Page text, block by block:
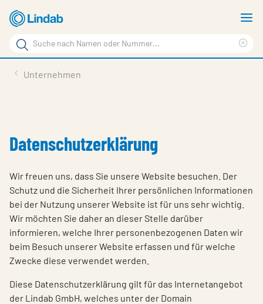
Zum
Hauptinhalt
springen
Suchbegriff
Seite
durchsuchen
Inspiration
Nachhaltigkeit
Kontakt
Wähle Sprache
Germany - Ventilation
Unternehmen
Datenschutzerklärung
Wir freuen uns, dass Sie unsere Website besuchen. Der
Schutz und die Sicherheit Ihrer persönlichen Informationen
bei der Nutzung unserer Website ist für uns sehr wichtig.
Wir möchten Sie daher an dieser Stelle darüber
informieren, welche Ihrer personenbezogenen Daten wir
beim Besuch unserer Website erfassen und für welche
Zwecke diese verwendet werden.
Diese Datenschutzerklärung gilt für das Internetangebot
der Lindab GmbH, welches unter der Domain